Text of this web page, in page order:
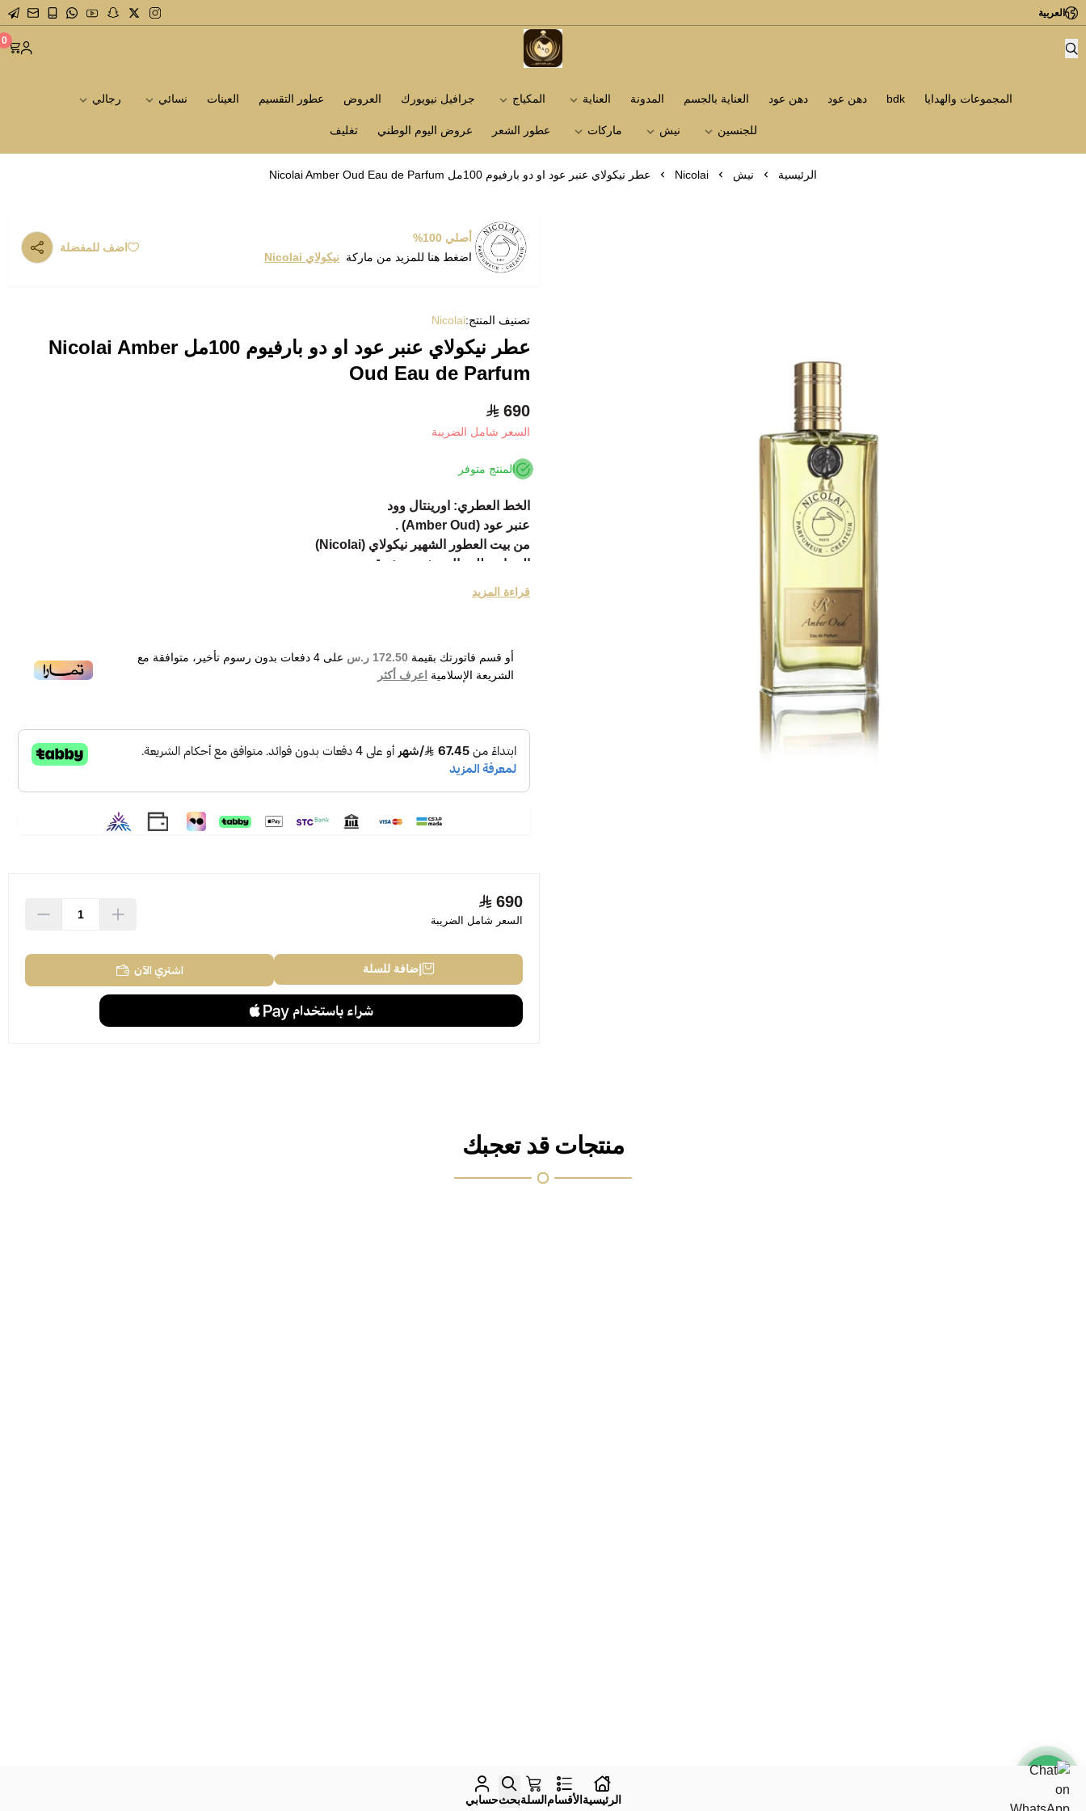
العربية
متجر عاشق العطور 0
المجموعات والهدايا bdk دهن عود دهن عود العناية بالجسم المدونة العناية المكياج جرافيل نيويورك العروض عطور التقسيم العينات نسائي رجالي
للجنسين نيش ماركات عطور الشعر عروض اليوم الوطني تغليف
الرئيسية نيش Nicolai عطر نيكولاي عنبر عود او دو بارفيوم 100مل Nicolai Amber Oud Eau de Parfum
أصلي 100%
اضغط هنا للمزيد من ماركة نيكولاي Nicolai
اضف للمفضلة
تصنيف المنتج:Nicolai
عطر نيكولاي عنبر عود او دو بارفيوم 100مل Nicolai Amber
Oud Eau de Parfum
690
السعر شامل الضريبة
المنتج متوفر
الخط العطري: اورينتال وود
عنبر عود (Amber Oud) .
من بيت العطور الشهير نيكولاي (Nicolai)
النساء و للرجال خشبي - شرقي .
تم إصدارة عام 2013 .
Nicolai de Patricia قام بتوقیع ھذا العطر.
قاعدة العطر تتكون من الفانیلا, التونكا, العبھر, المسك, القندس و العنبر.
Nicolai Amber Oud Eau de Parfum 100ml
قراءة المزيد
أو قسم فاتورتك بقيمة 172.50 ر.س على 4 دفعات بدون رسوم تأخير، متوافقة مع
الشريعة الإسلامية اعرف أكثر
690
السعر شامل الضريبة
إضافة للسلة اشتري الآن
منتجات قد تعجبك
الرئيسية الأقسام السلةبحثحسابي